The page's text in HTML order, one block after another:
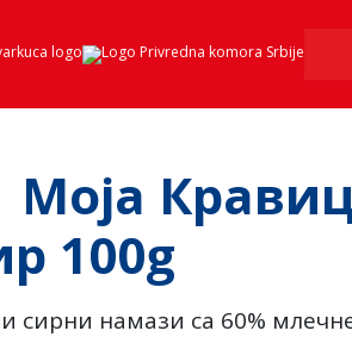
Моја
100g
сирни намази са 60%